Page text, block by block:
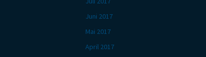
Juni 2017
Mai 2017
April 2017